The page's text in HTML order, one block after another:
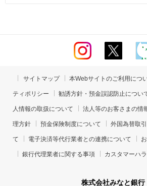
サイトマップ 本Webサイトのご利用につ
ティポリシー 勧誘方針・預金誤認防止につい
人情報の取扱について 法人等のお客さまの情
理方針 預金保険制度について 外国為替取
て 電子決済等代行業者との連携について
銀行代理業者に関する事項 カスタマーハ
株式会社みなと銀行